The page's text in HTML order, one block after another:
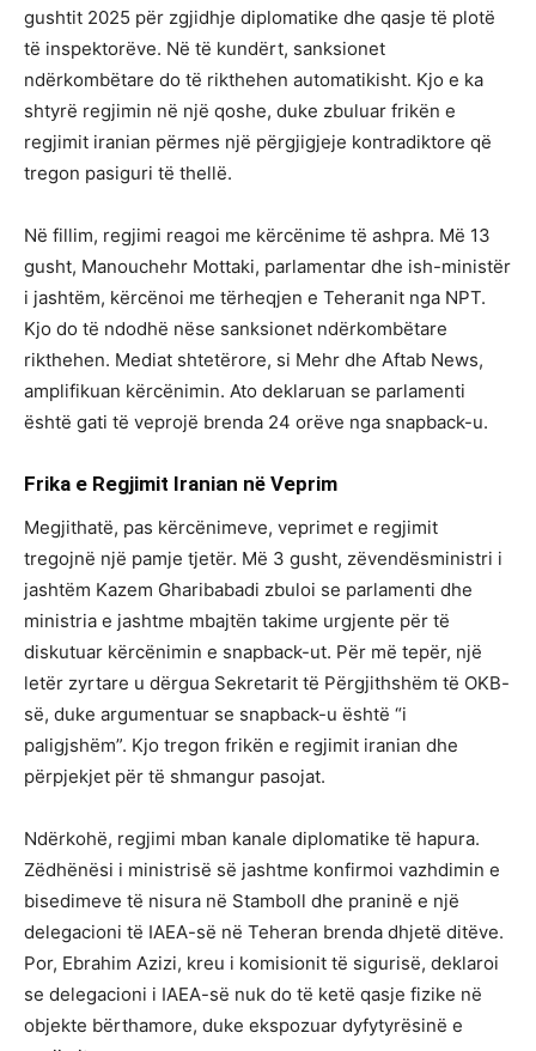
gushtit 2025 për zgjidhje diplomatike dhe qasje të plotë
të inspektorëve. Në të kundërt, sanksionet
ndërkombëtare do të rikthehen automatikisht. Kjo e ka
shtyrë regjimin në një qoshe, duke zbuluar frikën e
regjimit iranian përmes një përgjigjeje kontradiktore që
tregon pasiguri të thellë.
Në fillim, regjimi reagoi me kërcënime të ashpra. Më 13
gusht, Manouchehr Mottaki, parlamentar dhe ish-ministër
i jashtëm, kërcënoi me tërheqjen e Teheranit nga NPT.
Kjo do të ndodhë nëse sanksionet ndërkombëtare
rikthehen. Mediat shtetërore, si Mehr dhe Aftab News,
amplifikuan kërcënimin. Ato deklaruan se parlamenti
është gati të veprojë brenda 24 orëve nga snapback-u.
Frika e Regjimit Iranian në Veprim
Megjithatë, pas kërcënimeve, veprimet e regjimit
tregojnë një pamje tjetër. Më 3 gusht, zëvendësministri i
jashtëm Kazem Gharibabadi zbuloi se parlamenti dhe
ministria e jashtme mbajtën takime urgjente për të
diskutuar kërcënimin e snapback-ut. Për më tepër, një
letër zyrtare u dërgua Sekretarit të Përgjithshëm të OKB-
së, duke argumentuar se snapback-u është “i
paligjshëm”. Kjo tregon frikën e regjimit iranian dhe
përpjekjet për të shmangur pasojat.
Ndërkohë, regjimi mban kanale diplomatike të hapura.
Zëdhënësi i ministrisë së jashtme konfirmoi vazhdimin e
bisedimeve të nisura në Stamboll dhe praninë e një
delegacioni të IAEA-së në Teheran brenda dhjetë ditëve.
Por, Ebrahim Azizi, kreu i komisionit të sigurisë, deklaroi
se delegacioni i IAEA-së nuk do të ketë qasje fizike në
objekte bërthamore, duke ekspozuar dyfytyrësinë e